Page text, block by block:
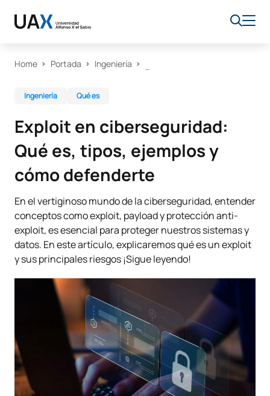
Home Portada Ingeniería
Ingeniería Qué es
Exploit en ciberseguridad:
Qué es, tipos, ejemplos y
cómo defenderte
En el vertiginoso mundo de la ciberseguridad, entender
conceptos como exploit, payload y protección anti-
exploit, es esencial para proteger nuestros sistemas y
datos. En este artículo, explicaremos qué es un exploit
y sus principales riesgos ¡Sigue leyendo!